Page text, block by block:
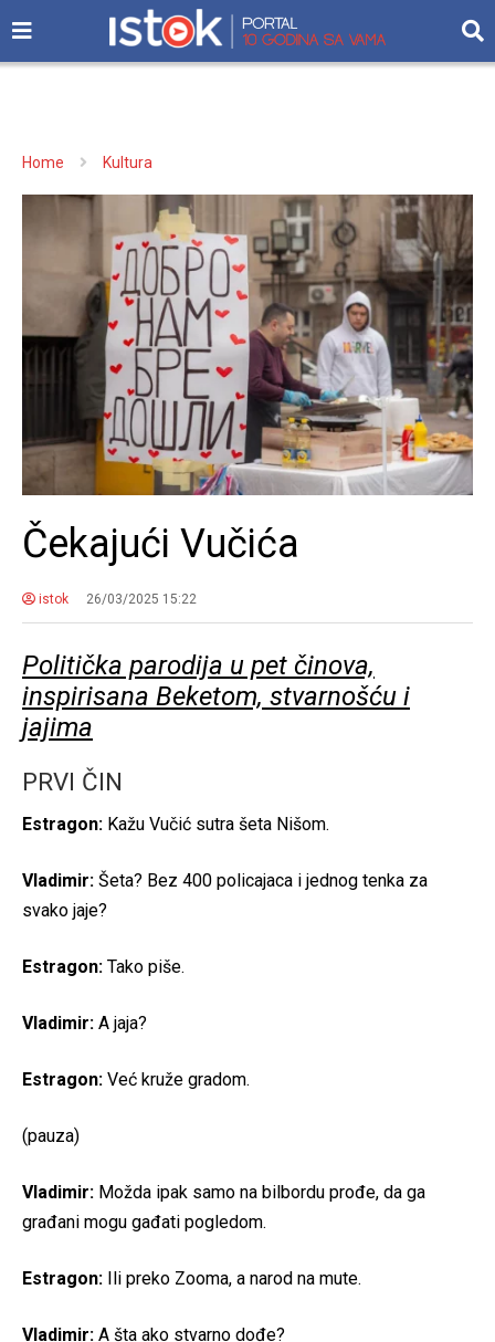
Home Kultura
Čekajući Vučića
istok 26/03/2025 15:22
Politička parodija u pet činova,
inspirisana Beketom, stvarnošću i
jajima
PRVI ČIN
Estragon: Kažu Vučić sutra šeta Nišom.
Vladimir: Šeta? Bez 400 policajaca i jednog tenka za
svako jaje?
Estragon: Tako piše.
Vladimir: A jaja?
Estragon: Već kruže gradom.
(pauza)
Vladimir: Možda ipak samo na bilbordu prođe, da ga
građani mogu gađati pogledom.
Estragon: Ili preko Zooma, a narod na mute.
Vladimir: A šta ako stvarno dođe?